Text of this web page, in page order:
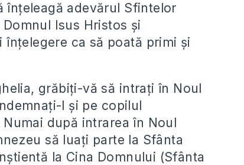
înțeleagă adevărul Sfintelor
Isus Hristos și
înțelegere ca să poată primi și
grăbiți-vă să intrați în Noul
l și pe copilul
după intrarea în Noul
să luați parte la Sfânta
la Cina Domnului (Sfânta